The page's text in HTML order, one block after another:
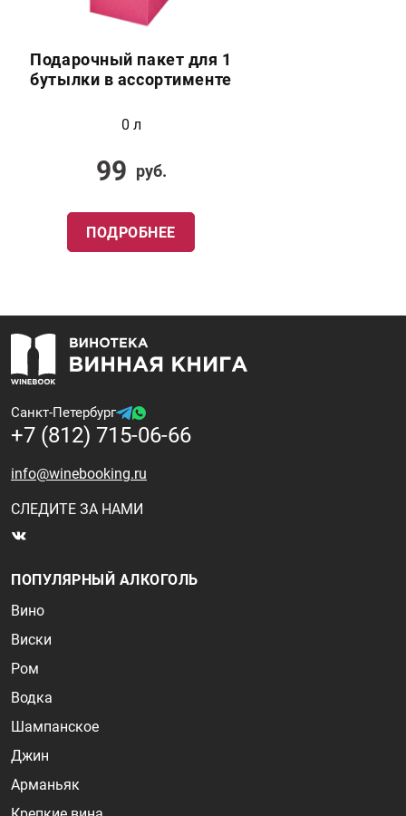
Подарочный пакет для 1
бутылки в ассортименте
0 л
99 руб.
ПОДРОБНЕЕ
Санкт-Петербург
+7 (812) 715-06-66
info@winebooking.ru
СЛЕДИТЕ ЗА НАМИ
ПОПУЛЯРНЫЙ АЛКОГОЛЬ
Вино
Виски
Ром
Водка
Шампанское
Джин
Арманьяк